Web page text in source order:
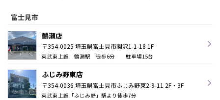
富士見市
鶴瀬店
〒354-0025 埼玉県富士見市関沢1-1-18 1F
東武東上線 鶴瀬駅 徒歩6分 駐車場15台
ふじみ野東店
〒354-0036 埼玉県富士見市ふじみ野東2-9-11 2F・3F
東武東上線「ふじみ野」駅より徒歩7分